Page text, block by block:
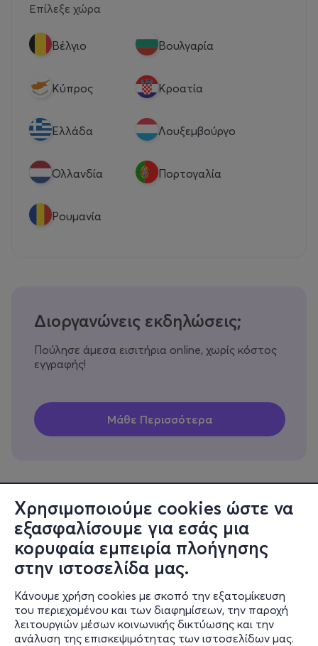
Χρησιμοποιούμε cookies ώστε να
εξασφαλίσουμε για εσάς μια
κορυφαία εμπειρία πλοήγησης
στην ιστοσελίδα μας.
Κάνουμε χρήση cookies με σκοπό την εξατομίκευση
του περιεχομένου και των διαφημίσεων, την παροχή
λειτουργιών μέσων κοινωνικής δικτύωσης και την
ανάλυση της επισκεψιμότητας των ιστοσελίδων μας.
Επίλεξε χώρα
Βέλγιο Βουλγαρία
Κύπρος Κροατία
Eλλάδα Λουξεμβούργο
Ολλανδία Πορτογαλία
Ρουμανία
Διοργανώνεις εκδηλώσεις;
Πούλησε άμεσα εισιτήρια online, χωρίς κόστος
εγγραφής!
Πληροφορίες
Υποστήριξη
Stay Connected